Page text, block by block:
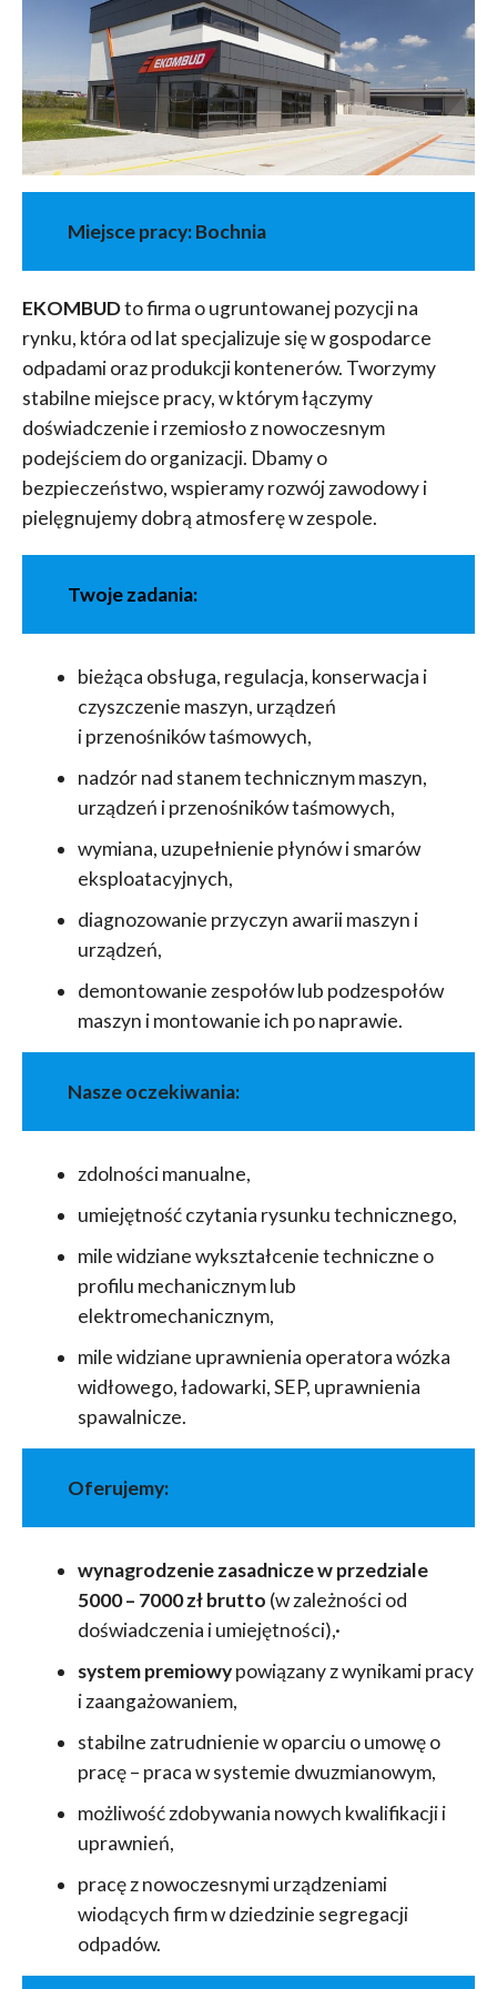
Miejsce pracy: Bochnia
EKOMBUDto firma o ugruntowanej pozycji na
rynku, która od lat specjalizuje się w gospodarce
odpadami oraz produkcji kontenerów. Tworzymy
stabilne miejsce pracy, w którym łączymy
doświadczenie i rzemiosło z nowoczesnym
podejściem do organizacji. Dbamy o
bezpieczeństwo, wspieramy rozwój zawodowy i
pielęgnujemy dobrą atmosferę w zespole.
Twoje zadania:
bieżąca obsługa, regulacja, konserwacja i
czyszczenie maszyn, urządzeń
i przenośników taśmowych,
nadzór nad stanem technicznym maszyn,
urządzeń i przenośników taśmowych,
wymiana, uzupełnienie płynów i smarów
eksploatacyjnych,
diagnozowanie przyczyn awarii maszyn i
urządzeń,
demontowanie zespołów lub podzespołów
maszyn i montowanie ich po naprawie.
Nasze oczekiwania:
zdolności manualne,
umiejętność czytania rysunku technicznego,
mile widziane wykształcenie techniczne o
profilu mechanicznym lub
elektromechanicznym,
mile widziane uprawnienia operatora wózka
widłowego, ładowarki, SEP, uprawnienia
spawalnicze.
Oferujemy:
wynagrodzenie zasadnicze w przedziale
5000 – 7000 zł brutto (w zależności od
doświadczenia i umiejętności),·
system premiowypowiązany z wynikami pracy
i zaangażowaniem,
stabilne zatrudnienie w oparciu o umowę o
pracę – praca w systemie dwuzmianowym,
możliwość zdobywania nowych kwalifikacji i
uprawnień,
pracę z nowoczesnymi urządzeniami
wiodących firm w dziedzinie segregacji
odpadów.